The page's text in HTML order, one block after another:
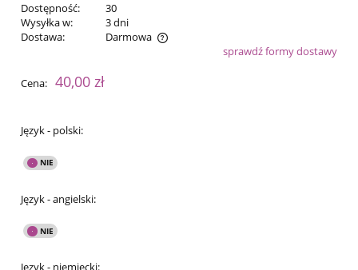
Dostępność:
30
Wysyłka w:
3 dni
Dostawa:
Darmowa
Cena nie zawiera ewentualnych kosztów płatnościsprawdź formy dostawy
Cena: 40,00 zł
Język - polski:
Język - angielski:
Język - niemiecki: